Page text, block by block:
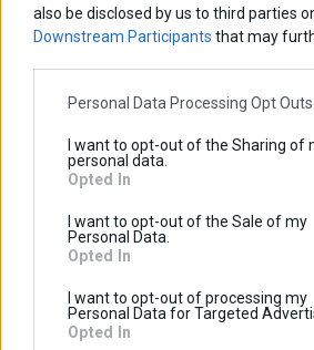
also be disclosed by us to third parties
Downstream Participants that may
Personal Data Processing Opt Outs
I want to opt-out of the Sharing of
personal data.
Opted In
I want to opt-out of the Sale of my
Personal Data.
Opted In
I want to opt-out of processing my
Personal Data for Targeted
Opted In